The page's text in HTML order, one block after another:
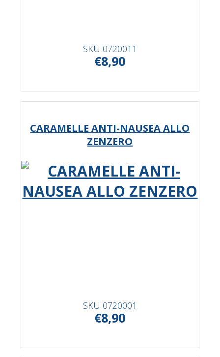
SKU 0720011
€8,90
CARAMELLE ANTI-NAUSEA ALLO
ZENZERO
SKU 0720001
€8,90